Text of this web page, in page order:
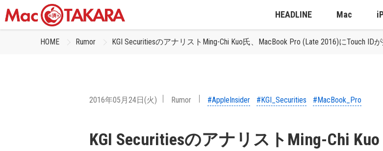
HEADLINE Mac
HOME Rumor KGI SecuritiesのアナリストMing-Chi Kuo氏、MacBook Pro (Late 2016)にTouch ID
2016年05月24日(火) Rumor #AppleInsider #KGI_Securities #MacBook_Pro
KGI SecuritiesのアナリストMing-Chi Kuo